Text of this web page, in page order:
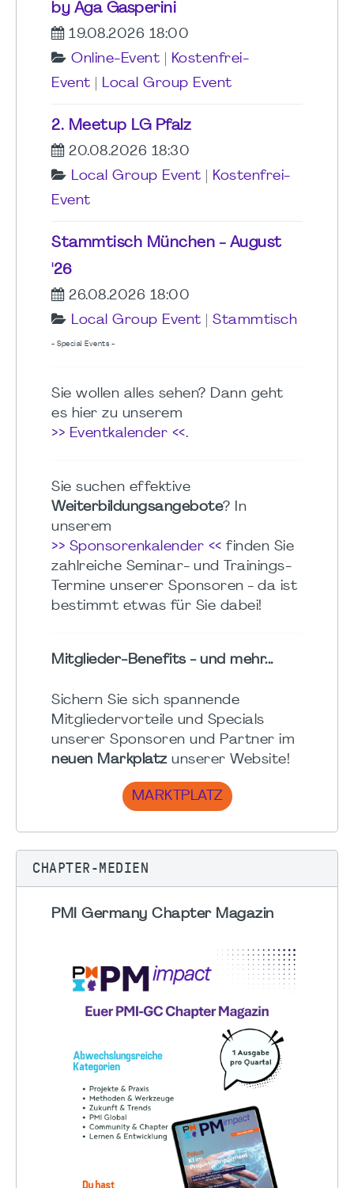
by Aga Gasperini
19.08.2026 18:00
Online-Event
Kostenfrei-
Event
Local Group Event
2. Meetup LG Pfalz
20.08.2026 18:30
Local Group Event
Kostenfrei-
Event
Stammtisch München - August
'26
26.08.2026 18:00
Local Group Event
Stammtisch
- Special Events -
Sie wollen alles sehen? Dann geht
es hier zu unserem
>> Eventkalender <<.
Sie suchen effektive
Weiterbildungsangebote? In
unserem
>> Sponsorenkalender << finden Sie
zahlreiche Seminar- und Trainings-
Termine unserer Sponsoren - da ist
bestimmt etwas für Sie dabei!
Mitglieder-Benefits - und mehr...
Sichern Sie sich spannende
Mitgliedervorteile und Specials
unserer Sponsoren und Partner im
neuen Markplatzunserer Website!
MARKTPLATZ
CHAPTER-MEDIEN
PMI Germany Chapter Magazin